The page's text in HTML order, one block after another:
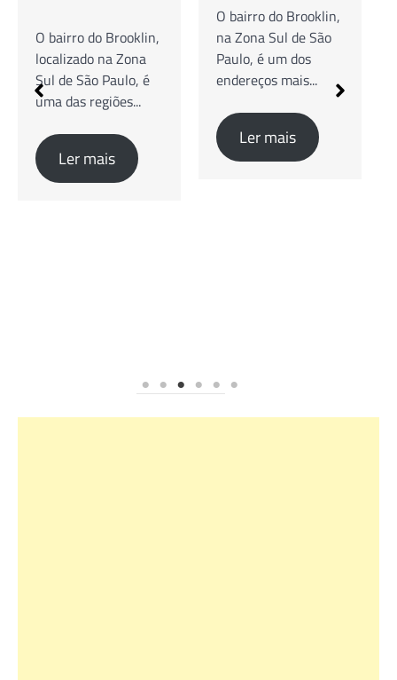
O bairro do Brooklin,
localizado na Zona
Sul de São Paulo, é
uma das regiões...
Ler mais
O bairro do Brooklin,
na Zona Sul de São
Paulo, é um dos
endereços mais...
Ler mais